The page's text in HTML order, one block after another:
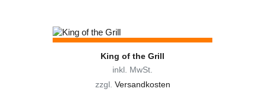
King of the Grill
inkl. MwSt.
zzgl. Versandkosten